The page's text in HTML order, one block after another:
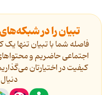
تبیان را در
فاصله شما با تبیان تنها
اجتماعی حاضریم و
کیفیت در اختیارتان